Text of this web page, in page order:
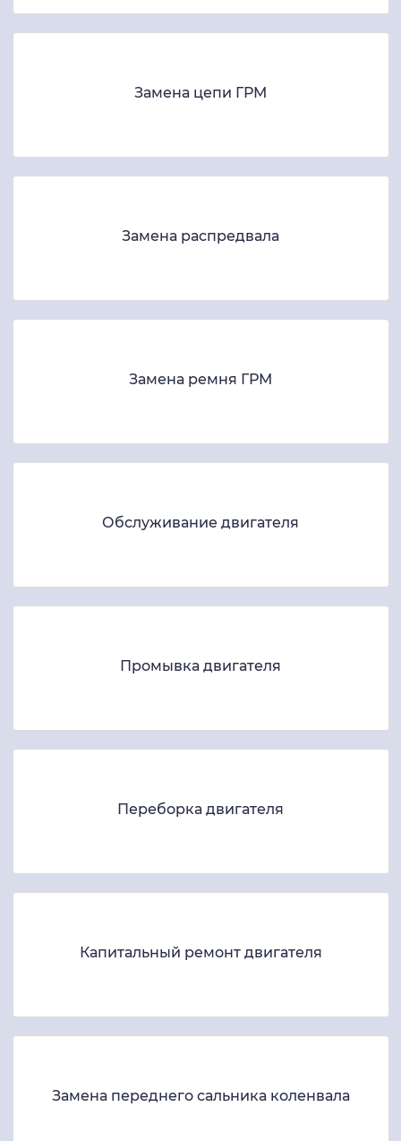
Замена цепи ГРМ
Замена распредвала
Замена ремня ГРМ
Обслуживание двигателя
Промывка двигателя
Переборка двигателя
Капитальный ремонт двигателя
Замена переднего сальника коленвала